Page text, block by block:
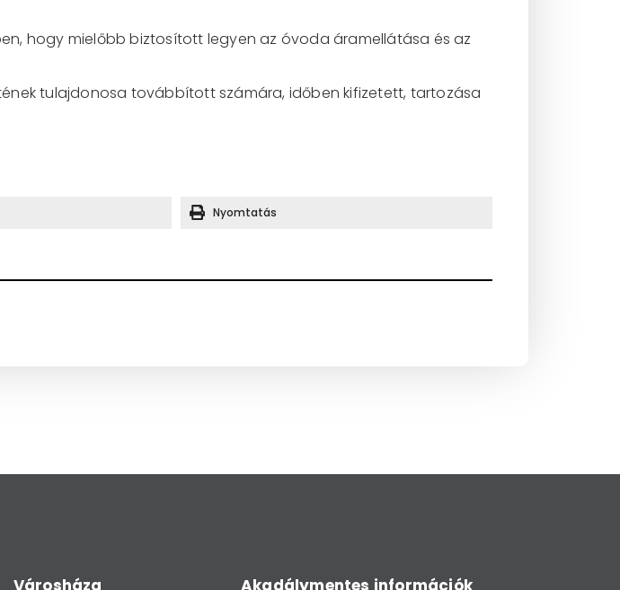
hogy mielőbb biztosított legyen az óvoda áramellátása és az
tulajdonosa továbbított számára, időben kifizetett, tartozása
Nyomtatás
Városháza Akadálymentes információk